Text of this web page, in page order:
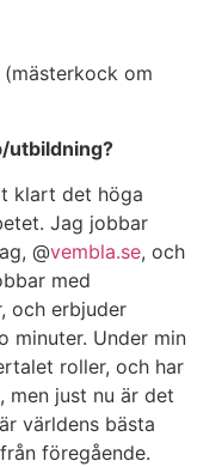
om
utbildning?
klart det höga
Jag jobbar
@vembla.se, och
med
och erbjuder
minuter. Under min
roller, och har
just nu är det
världens bästa
föregående.